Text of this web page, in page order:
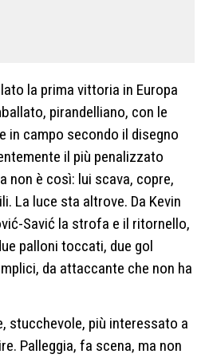
la prima vittoria in Europa
pirandelliano, con le
in campo secondo il disegno
il più penalizzato
non è così: lui scava, copre,
La luce sta altrove. Da Kevin
Savić la strofa e il ritornello,
palloni toccati, due gol
da attaccante che non ha
stucchevole, più interessato a
Palleggia, fa scena, ma non